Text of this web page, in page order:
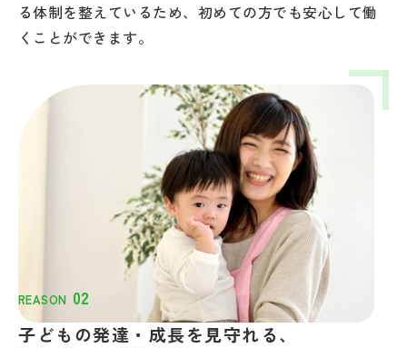
る体制を整えているため、初めての方でも安心して働
くことができます。
子どもの発達・成長を見守れる、